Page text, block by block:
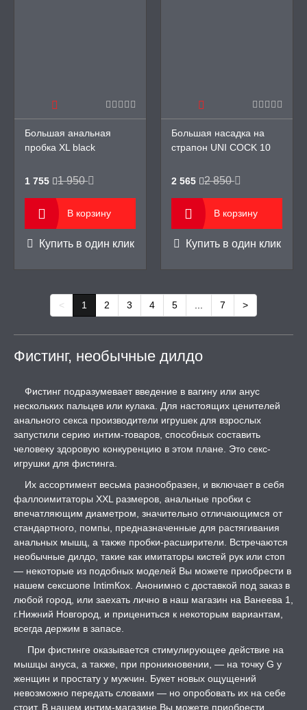
Большая анальная
пробка XL black
1 755
1 950
В корзину
Купить в один клик
Большая насадка на
страпон UNI COCK 10
2 565
2 850
В корзину
Купить в один клик
< 1 2 3 4 5 7 >
Фистинг, необычные дилдо
Фистинг подразумевает введение в вагину или анус
нескольких пальцев или кулака. Для настоящих ценителей
анального секса производители игрушек для взрослых
запустили серию интим-товаров, способных составить
человеку здоровую конкуренцию в этом плане. Это секс-
игрушки для фистинга.
Их ассортимент весьма разнообразен, и включает в себя
фаллоимитаторы XXL размеров, анальные пробки с
впечатляющим диаметром, значительно отличающимся от
стандартного, помпы, предназначенные для растягивания
анальных мышц, а также пробки-расширители. Встречаются
необычные дилдо, такие как имитаторы кистей рук или стоп
— некоторые из подобных моделей Вы можете приобрести в
нашем сексшопе IntimКох. Анонимно с доставкой под заказ в
любой город, или заехать лично в наш магазин на Ванеева 1,
г.Нижний Новгород, и прицениться к некоторым вариантам,
всегда держим в запасе.
При фистинге оказывается стимулирующее действие на
мышцы ануса, а также, при проникновении, — на точку G у
женщин и простату у мужчин. Букет новых ощущений
невозможно передать словами — но опробовать их на себе
стоит. В нашем интим-магазине Вы можете приобрести